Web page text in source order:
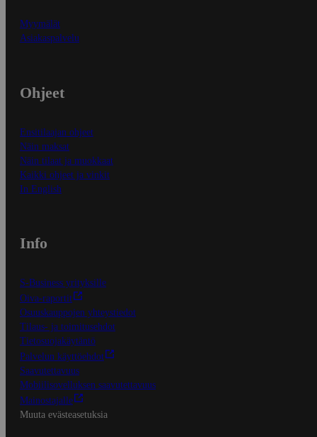
Myymälät
Asiakaspalvelu
Ohjeet
Ensitilaajan ohjeet
Näin maksat
Näin tilaat ja muokkaat
Kaikki ohjeet ja vinkit
In English
Info
S-Business yrityksille
Oiva-raportit
Osuuskauppojen yhteystiedot
Tilaus- ja toimitusehdot
Tietosuojakäytäntö
Palvelun käyttöehdot
Saavutettavuus
Mobiilisovelluksen saavutettavuus
Mainostajalle
Muuta evästeasetuksia